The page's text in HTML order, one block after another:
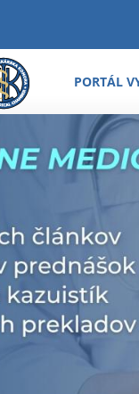
PORTÁL